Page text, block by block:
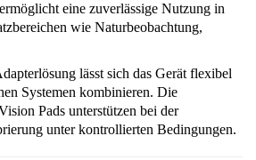
eine zuverlässige Nutzung in
wie Naturbeobachtung,
lässt sich das Gerät flexibel
Systemen kombinieren. Die
Pads unterstützen bei der
unter kontrollierten Bedingungen.